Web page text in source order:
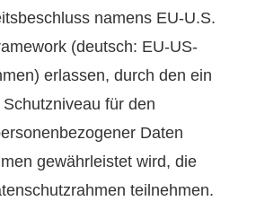
namens EU-U.S.
(deutsch: EU-US-
erlassen, durch den ein
für den
Daten
gewährleistet wird, die
teilnehmen.